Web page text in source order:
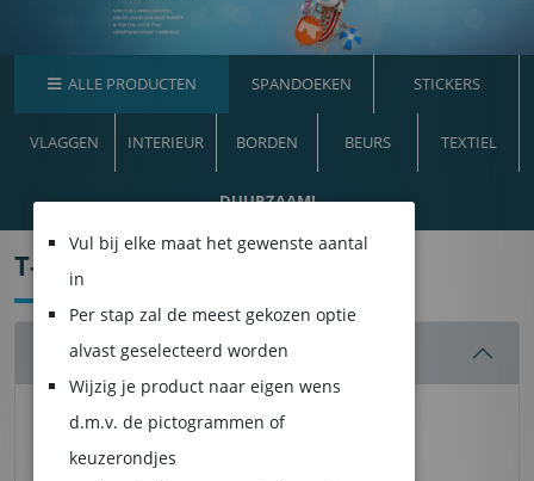
ALLE PRODUCTEN SPANDOEKEN STICKERS
VLAGGEN INTERIEUR BORDEN BEURS TEXTIEL
DUURZAAM!
T-SHIRTS
T-SHIRT:Basic-T (promotioneel)
Vul bij elke maat het gewenste aantal
in
Per stap zal de meest gekozen optie
alvast geselecteerd worden
Wijzig je product naar eigen wens
d.m.v. de pictogrammen of
keuzerondjes